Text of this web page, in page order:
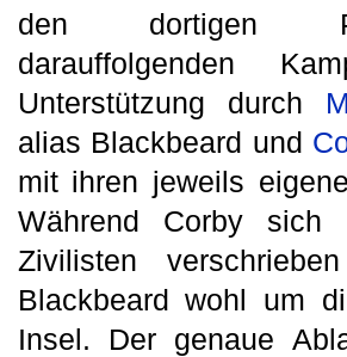
den dortigen
darauffolgenden
Unterstützung durch
alias Blackbeard und
mit ihren jeweils
Während Corby sich
Zivilisten
Blackbeard wohl um
Insel. Der genaue